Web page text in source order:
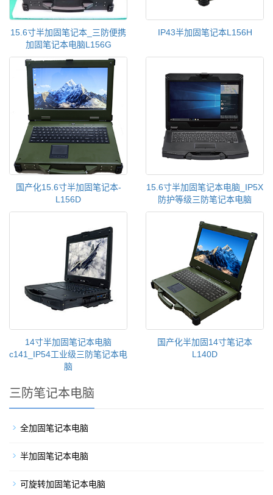
15.6寸半加固笔记本_三防便携
加固笔记本电脑L156G
IP43半加固笔记本L156H
国产化15.6寸半加固笔记本-
L156D
15.6寸半加固笔记本电脑_IP5X
防护等级三防笔记本电脑
14寸半加固笔记本电脑
c141_IP54工业级三防笔记本电
脑
国产化半加固14寸笔记本
L140D
三防笔记本电脑
全加固笔记本电脑
半加固笔记本电脑
可旋转加固笔记本电脑